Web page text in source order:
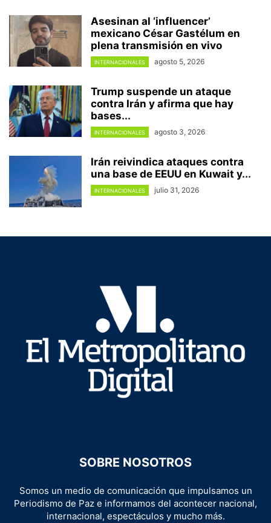
Asesinan al ‘influencer’
mexicano César Gastélum en
plena transmisión en vivo
INTERNACIONALES agosto 5, 2026
Trump suspende un ataque
contra Irán y afirma que hay
bases...
INTERNACIONALES agosto 3, 2026
Irán reivindica ataques contra
una base de EEUU en Kuwait y...
INTERNACIONALES julio 31, 2026
SOBRE NOSOTROS
Somos un medio de comunicación que impulsamos un
Periodismo de Paz e informamos del acontecer nacional,
internacional, espectáculos y mucho más.